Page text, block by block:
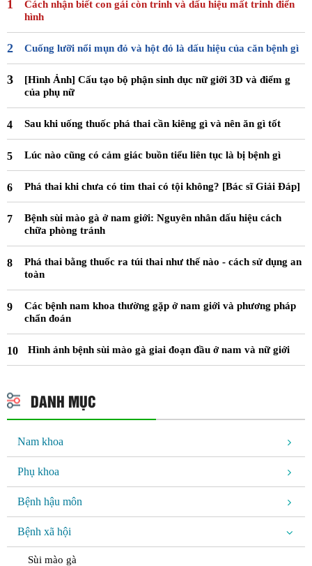
Cách nhận biết con gái còn trinh và dấu hiệu mất trinh điển
hình
Cuống lưỡi nổi mụn đỏ và hột đỏ là dấu hiệu của căn bệnh gì
[Hình Ảnh] Cấu tạo bộ phận sinh dục nữ giới 3D và điểm g
của phụ nữ
Sau khi uống thuốc phá thai cần kiêng gì và nên ăn gì tốt
Lúc nào cũng có cảm giác buồn tiểu liên tục là bị bệnh gì
Phá thai khi chưa có tim thai có tội không? [Bác sĩ Giải Đáp]
Bệnh sùi mào gà ở nam giới: Nguyên nhân dấu hiệu cách
chữa phòng tránh
Phá thai bằng thuốc ra túi thai như thế nào - cách sử dụng an
toàn
Các bệnh nam khoa thường gặp ở nam giới và phương pháp
chẩn đoán
Hình ảnh bệnh sùi mào gà giai đoạn đầu ở nam và nữ giới
DANH MỤC
Nam khoa
Phụ khoa
Bệnh hậu môn
Bệnh xã hội
Sùi mào gà